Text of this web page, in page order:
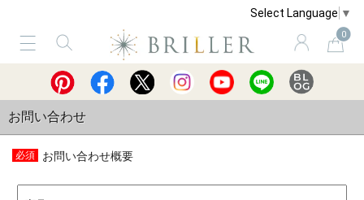
Select Language ▼
0
サービス ショッピングガイド 買取
お問い合わせ
お問い合わせ概要